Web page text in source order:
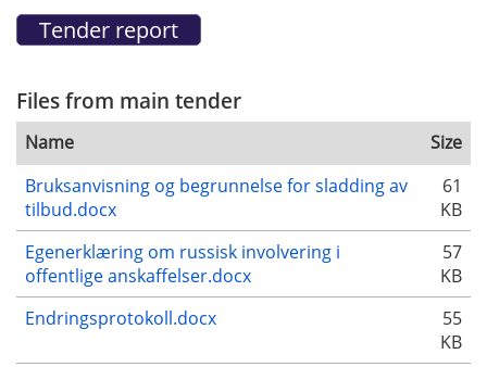
Files from main tender
Name
Size
Bruksanvisning og begrunnelse for sladding av
tilbud.docx
61
KB
Egenerklæring om russisk involvering i
offentlige anskaffelser.docx
57
KB
Endringsprotokoll.docx
55
KB